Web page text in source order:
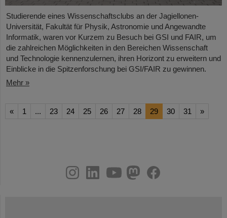
Studierende eines Wissenschaftsclubs an der Jagiellonen-
Universität, Fakultät für Physik, Astronomie und Angewandte
Informatik, waren vor Kurzem zu Besuch bei GSI und FAIR, um
die zahlreichen Möglichkeiten in den Bereichen Wissenschaft
und Technologie kennenzulernen, ihren Horizont zu erweitern und
Einblicke in die Spitzenforschung bei GSI/FAIR zu gewinnen.
Mehr »
« 1 ... 23 24 25 26 27 28 29 30 31 »
youtube
helmholtz.social
facebook